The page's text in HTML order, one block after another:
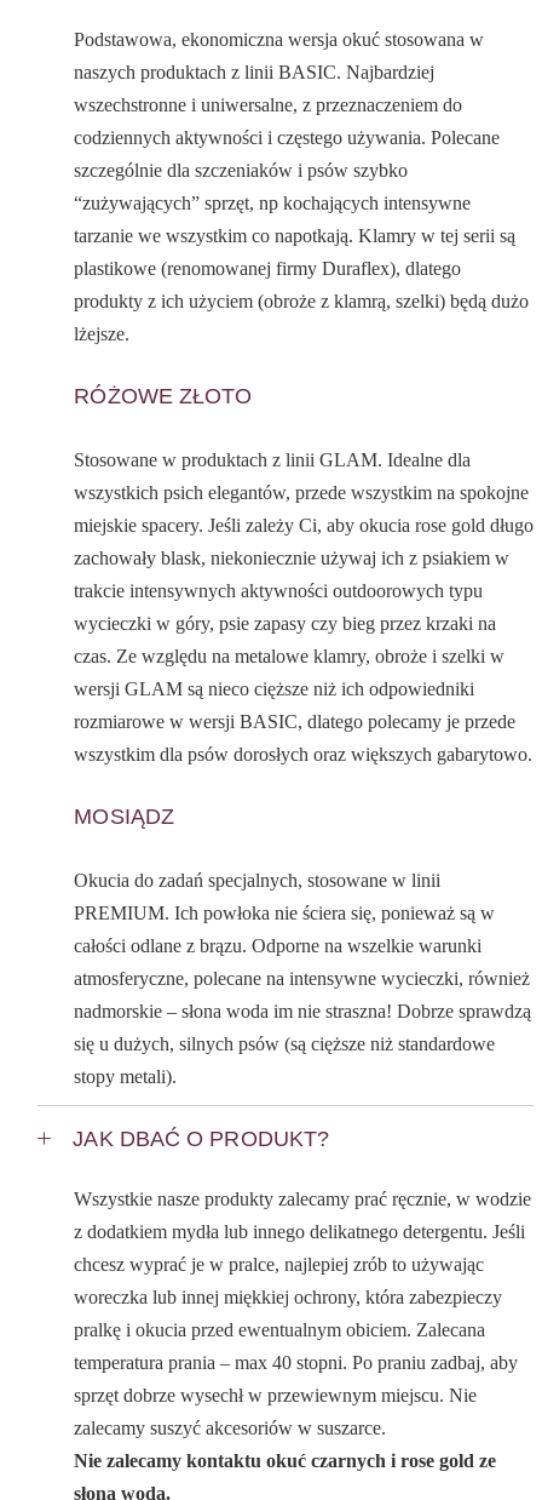
Podstawowa, ekonomiczna wersja okuć stosowana w
naszych produktach z linii BASIC. Najbardziej
wszechstronne i uniwersalne, z przeznaczeniem do
codziennych aktywności i częstego używania. Polecane
szczególnie dla szczeniaków i psów szybko
“zużywających” sprzęt, np kochających intensywne
tarzanie we wszystkim co napotkają. Klamry w tej serii są
plastikowe (renomowanej firmy Duraflex), dlatego
produkty z ich użyciem (obroże z klamrą, szelki) będą dużo
lżejsze.
RÓŻOWE ZŁOTO
Stosowane w produktach z linii GLAM. Idealne dla
wszystkich psich elegantów, przede wszystkim na spokojne
miejskie spacery. Jeśli zależy Ci, aby okucia rose gold długo
zachowały blask, niekoniecznie używaj ich z psiakiem w
trakcie intensywnych aktywności outdoorowych typu
wycieczki w góry, psie zapasy czy bieg przez krzaki na
czas. Ze względu na metalowe klamry, obroże i szelki w
wersji GLAM są nieco cięższe niż ich odpowiedniki
rozmiarowe w wersji BASIC, dlatego polecamy je przede
wszystkim dla psów dorosłych oraz większych gabarytowo.
MOSIĄDZ
Okucia do zadań specjalnych, stosowane w linii
PREMIUM. Ich powłoka nie ściera się, ponieważ są w
całości odlane z brązu. Odporne na wszelkie warunki
atmosferyczne, polecane na intensywne wycieczki, również
nadmorskie – słona woda im nie straszna! Dobrze sprawdzą
się u dużych, silnych psów (są cięższe niż standardowe
stopy metali).
JAK DBAĆ O PRODUKT?
Wszystkie nasze produkty zalecamy prać ręcznie, w wodzie
z dodatkiem mydła lub innego delikatnego detergentu. Jeśli
chcesz wyprać je w pralce, najlepiej zrób to używając
woreczka lub innej miękkiej ochrony, która zabezpieczy
pralkę i okucia przed ewentualnym obiciem. Zalecana
temperatura prania – max 40 stopni. Po praniu zadbaj, aby
sprzęt dobrze wysechł w przewiewnym miejscu. Nie
zalecamy suszyć akcesoriów w suszarce.
Nie zalecamy kontaktu okuć czarnych i rose gold ze
słoną wodą.